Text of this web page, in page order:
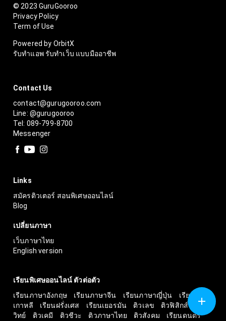
© 2023 GuruGooroo
Privacy Policy
Term of Use
Powered by OrbitX
รับทำแอพ รับทำเว็บ แบบมืออาชีพ
Contact Us
contact@gurugooroo.com
Line: @gurugooroo
Tel: 089-799-8700
Messenger
Links
สมัครติวเตอร์ สอนพิเศษออนไลน์
Blog
เปลี่ยนภาษา
เว็บภาษาไทย
English version
เรียนพิเศษออนไลน์ ตัวต่อตัว
เรียนภาษาอังกฤษ
เรียนภาษาจีน เรียนภาษาญี่ปุ่น
เรียน
เกาหลี
เรียนฝรั่งเศส เรียนเยอรมัน ติวเลข ติวฟิสิกส์
ติว
วิทย์
ติวเคมี ติวชีวะ ติวภาษาไทย ติวสังคม เรียนดนตรี